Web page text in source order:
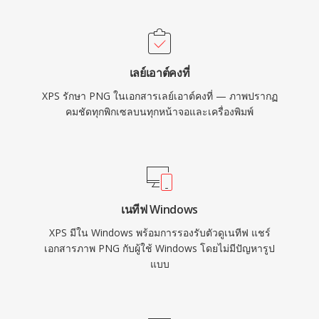
เลย์เอาต์คงที่
XPS รักษา PNG ในเอกสารเลย์เอาต์คงที่ — ภาพปรากฏ
คมชัดทุกพิกเซลบนทุกหน้าจอและเครื่องพิมพ์
เนทีฟ Windows
XPS มีใน Windows พร้อมการรองรับตัวดูเนทีฟ แชร์
เอกสารภาพ PNG กับผู้ใช้ Windows โดยไม่มีปัญหารูป
แบบ